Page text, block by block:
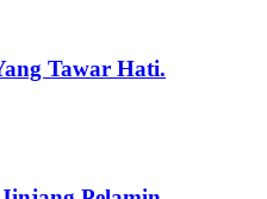
Tawar Hati.